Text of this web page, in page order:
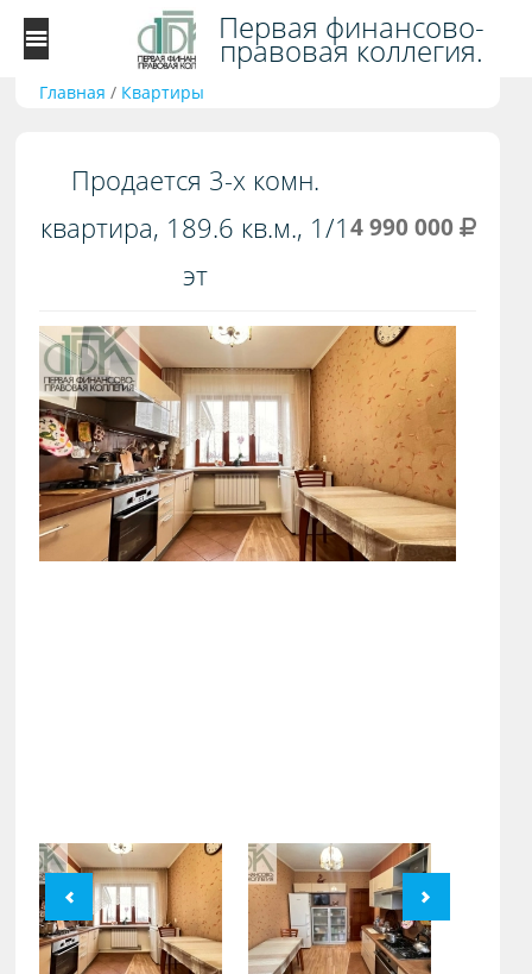
Первая финансово-
правовая коллегия.
Главная / Квартиры
Продается 3-х комн.
квартира, 189.6 кв.м., 1/1
эт
4 990 000